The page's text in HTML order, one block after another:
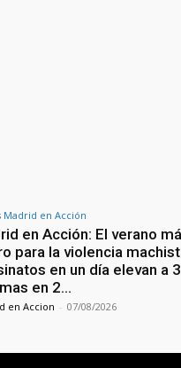
Madrid en Acción
en Acción: El verano
para la violencia
en un día elevan a
en 2…
en Accion - 07/08/2026